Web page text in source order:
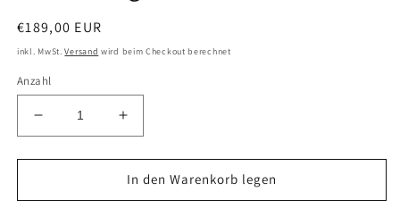
Normaler
Preis
€189,00 EUR
inkl. MwSt.Versand wird beim Checkout berechnet
Anzahl
Verringere
die
Menge
Watchpeople
Erhöhe
die
Menge
für
Watchpeople
In den Warenkorb legen